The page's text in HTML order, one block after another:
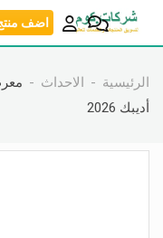
انتقل
اضف
الرئيسية الاحداث
أديبك 2026